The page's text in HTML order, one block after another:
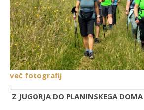
več fotografij
Z JUGORJA DO PLANINSKEGA